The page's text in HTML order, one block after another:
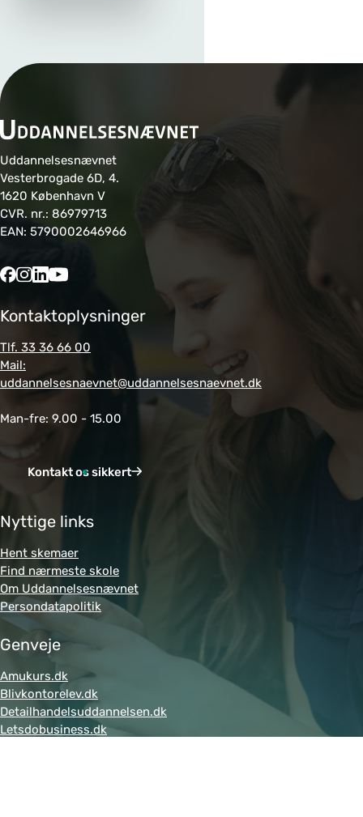
Uddannelsesnævnet
Vesterbrogade 6D, 4.
1620 København V
CVR. nr.: 86979713
EAN: 5790002646966
Kontaktoplysninger
Tlf. 33 36 66 00
Mail:
uddannelsesnaevnet@uddannelsesnaevnet.dk
Man-fre: 9.00 - 15.00
Kontakt os sikkert
Nyttige links
Hent skemaer
Find nærmeste skole
Om Uddannelsesnævnet
Persondatapolitik
Genveje
Amukurs.dk
Blivkontorelev.dk
Detailhandelsuddannelsen.dk
Letsdobusiness.dk